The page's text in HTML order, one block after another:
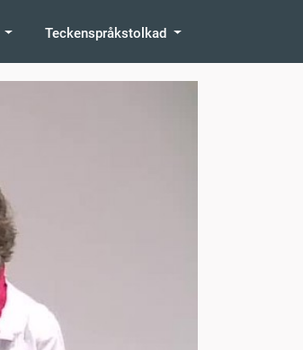
Teckenspråkstolkad